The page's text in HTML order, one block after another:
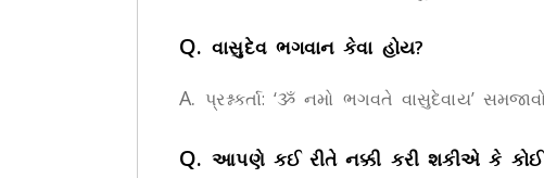
Q.વાસુદેવ ભગવાન કેવા હોય?
A. પ્રશ્નકર્તા: ‘ૐ નમો ભગવતે વાસુદેવાય’
Q.આપણે કઈ રીતે નક્કી કરી શકીએ કે